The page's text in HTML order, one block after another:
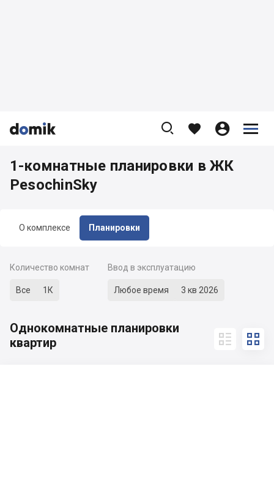


    


О комплексе Планировки
1-комнатные планировки в ЖК
PesochinSky
Количество комнат
Все 1К
Ввод в эксплуатацию
Любое время 3 кв 2026
Однокомнатные планировки
квартир
 